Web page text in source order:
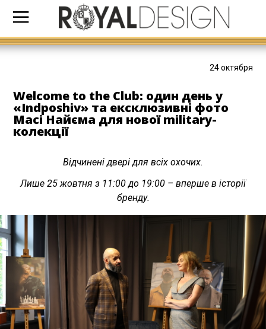
24 октября
Welcome to the Club: один день у
«Indposhiv» та ексклюзивні фото
Масі Найєма для нової military-
колекції
Відчинені двері для всіх охочих.
Лише 25 жовтня з 11:00 до 19:00 – вперше в історії
бренду.